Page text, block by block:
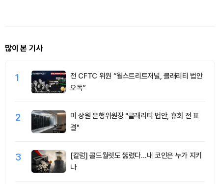
많이 본 기사
1
전 CFTC 위원 “월스트리트저널, 클래리티 법안
오독”
2
미 상원 은행위원장 "클래리티 법안, 휴회 전 표
결"
3
[칼럼] 콜드월렛도 뚫렸다…내 코인은 누가 지키
나